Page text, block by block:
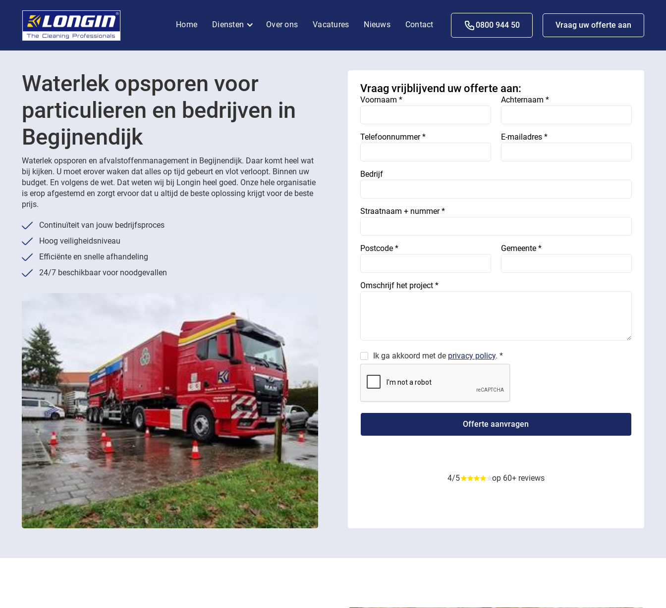
Home Diensten Over ons Vacatures Nieuws Contact 0800 944 50 Vraag uw offerte aan
Waterlek opsporen voor
particulieren en bedrijven in
Begijnendijk
Waterlek opsporen en afvalstoffenmanagement in Begijnendijk. Daar komt heel wat
bij kijken. U moet erover waken dat alles op tijd gebeurt en vlot verloopt. Binnen uw
budget. En volgens de wet. Dat weten wij bij Longin heel goed. Onze hele organisatie
is erop afgestemd en zorgt ervoor dat u altijd de beste oplossing krijgt voor de beste
prijs.
Continuïteit van jouw bedrijfsproces
Hoog veiligheidsniveau
Efficiënte en snelle afhandeling
24/7 beschikbaar voor noodgevallen
Vraag vrijblijvend uw offerte aan:
Voornaam * Achternaam *
Telefoonnummer * E-mailadres *
Bedrijf
Straatnaam + nummer *
Postcode * Gemeente *
Omschrijf het project *
Ik ga akkoord met de privacy policy. *
4/5 op 60+ reviews